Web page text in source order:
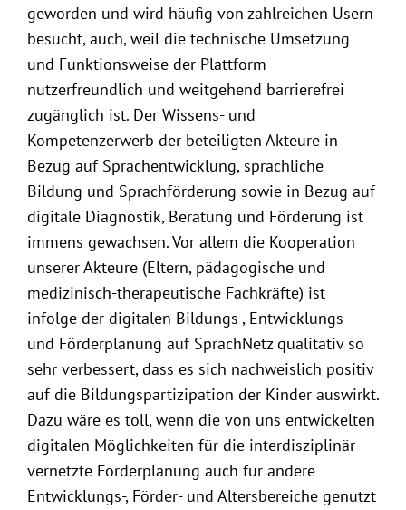
geworden und wird häufig von zahlreichen Usern
besucht, auch, weil die technische Umsetzung
und Funktionsweise der Plattform
nutzerfreundlich und weitgehend barrierefrei
zugänglich ist. Der Wissens- und
Kompetenzerwerb der beteiligten Akteure in
Bezug auf Sprachentwicklung, sprachliche
Bildung und Sprachförderung sowie in Bezug auf
digitale Diagnostik, Beratung und Förderung ist
immens gewachsen. Vor allem die Kooperation
unserer Akteure (Eltern, pädagogische und
medizinisch-therapeutische Fachkräfte) ist
infolge der digitalen Bildungs-, Entwicklungs-
und Förderplanung auf SprachNetz qualitativ so
sehr verbessert, dass es sich nachweislich positiv
auf die Bildungspartizipation der Kinder auswirkt.
Dazu wäre es toll, wenn die von uns entwickelten
digitalen Möglichkeiten für die interdisziplinär
vernetzte Förderplanung auch für andere
Entwicklungs-, Förder- und Altersbereiche genutzt